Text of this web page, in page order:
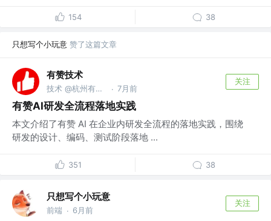
154 38
只想写个小玩意 赞了这篇文章
有赞技术
技术 @杭州有赞科技有限公司 · 7月前
关注
有赞AI研发全流程落地实践
本文介绍了有赞 AI 在企业内研发全流程的落地实践，围绕
研发的设计、编码、测试阶段落地 ...
351 38
只想写个小玩意
前端 · 6月前
关注